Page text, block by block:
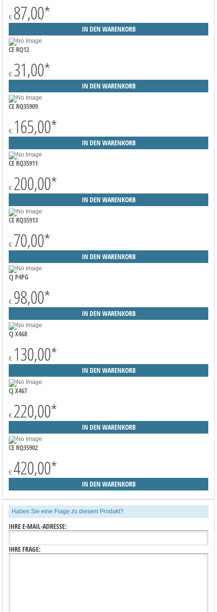
€ 87,00*
CE RQ12
€ 31,00*
CE RQ35909
€ 165,00*
CE RQ35911
€ 200,00*
CE RQ35913
€ 70,00*
CJ P4PG
€ 98,00*
CJ X468
€ 130,00*
CJ X467
€ 220,00*
CE RQ35902
€ 420,00*
Haben Sie eine Frage zu diesem Produkt?
IHRE E-MAIL-ADRESSE:
IHRE FRAGE: